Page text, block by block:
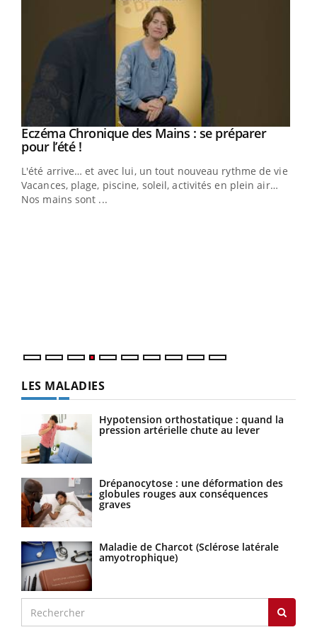
Youtube
Eczéma Chronique des Mains : se préparer
pour l’été !Youtube
L'été arrive… et avec lui, un tout nouveau rythme de vie !
Vacances, plage, piscine, soleil, activités en plein air…
Nos mains sont ...
LES MALADIES
Hypotension orthostatique : quand la
pression artérielle chute au lever
Drépanocytose : une déformation des
globules rouges aux conséquences
graves
Maladie de Charcot (Sclérose latérale
amyotrophique)